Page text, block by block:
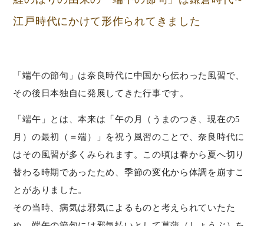
江戸時代にかけて形作られてきました
「端午の節句」は奈良時代に中国から伝わった風習で、
その後日本独自に発展してきた行事です。
「端午」とは、本来は「午の月（うまのつき、現在の5
月）の最初（＝端）」を祝う風習のことで、奈良時代に
はその風習が多くみられます。この頃は春から夏へ切り
替わる時期であったため、季節の変化から体調を崩すこ
とがありました。
その当時、病気は邪気によるものと考えられていたた